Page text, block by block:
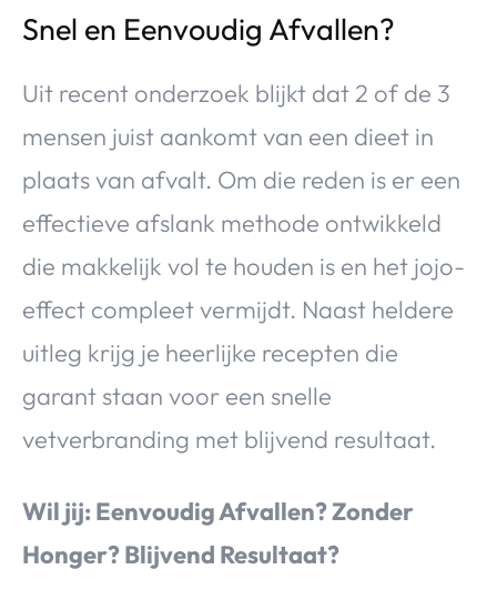
Snel en Eenvoudig Afvallen?
Uit recent onderzoek blijkt dat 2 of de 3
mensen juist aankomt van een dieet in
plaats van afvalt. Om die reden is er een
effectieve afslank methode ontwikkeld
die makkelijk vol te houden is en het jojo-
effect compleet vermijdt. Naast heldere
uitleg krijg je heerlijke recepten die
garant staan voor een snelle
vetverbranding met blijvend resultaat.
Wil jij: Eenvoudig Afvallen? Zonder
Honger? Blijvend Resultaat?